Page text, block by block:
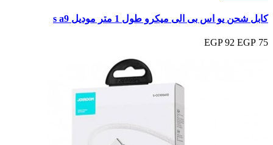
كابل شحن يو اس بى الى ميكرو طول 1 متر موديل s a9
75 EGP
92 EGP